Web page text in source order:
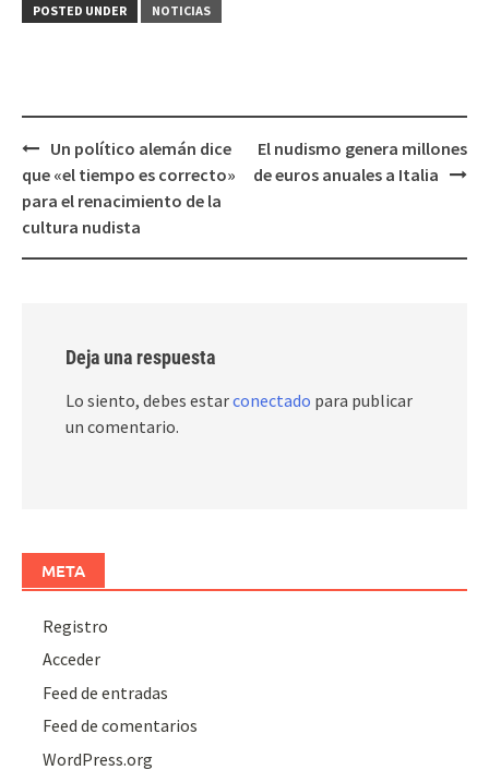
POSTED UNDER NOTICIAS
Post
navigation
Un político alemán dice
que «el tiempo es correcto»
para el renacimiento de la
cultura nudista
El nudismo genera millones
de euros anuales a Italia
Deja una respuesta
Lo siento, debes estarconectado para publicar
un comentario.
META
Registro
Acceder
Feed de entradas
Feed de comentarios
WordPress.org